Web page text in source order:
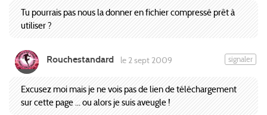
Tu pourrais pas nous la donner en fichier compressé prêt à
utiliser ?
Rouchestandard le 2 sept 2009 signaler
Excusez moi mais je ne vois pas de lien de téléchargement
sur cette page ... ou alors je suis aveugle !